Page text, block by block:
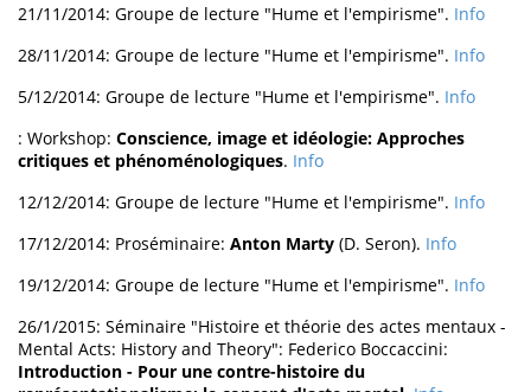
21/11/2014: Groupe de lecture "Hume et l'empirisme". Info
28/11/2014: Groupe de lecture "Hume et l'empirisme". Info
5/12/2014: Groupe de lecture "Hume et l'empirisme". Info
: Workshop: Conscience, image et idéologie: Approches
critiques et phénoménologiques. Info
12/12/2014: Groupe de lecture "Hume et l'empirisme". Info
17/12/2014: Proséminaire: Anton Marty (D. Seron). Info
19/12/2014: Groupe de lecture "Hume et l'empirisme". Info
26/1/2015: Séminaire "Histoire et théorie des actes mentaux -
Mental Acts: History and Theory": Federico Boccaccini:
Introduction - Pour une contre-histoire du